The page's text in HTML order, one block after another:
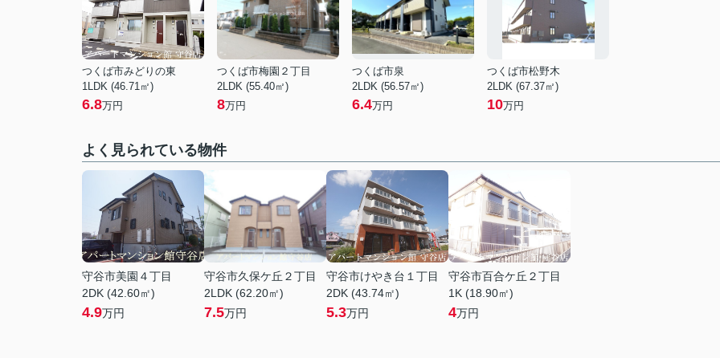
つくば市みどりの東
1LDK (46.71㎡)
6.8万円
つくば市梅園２丁目
2LDK (55.40㎡)
8万円
つくば市泉
2LDK (56.57㎡)
6.4万円
つくば市松野木
2LDK (67.37㎡)
10万円
よく見られている物件
守谷市美園４丁目
2DK (42.60㎡)
4.9万円
守谷市久保ケ丘２丁目
2LDK (62.20㎡)
7.5万円
守谷市けやき台１丁目
2DK (43.74㎡)
5.3万円
守谷市百合ケ丘２丁目
1K (18.90㎡)
4万円